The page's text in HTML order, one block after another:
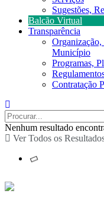
Sugestões,
Balcão Virtual
Transparência
Município
Programas,
Contratação
Nenhum resultado
Ver Todos os